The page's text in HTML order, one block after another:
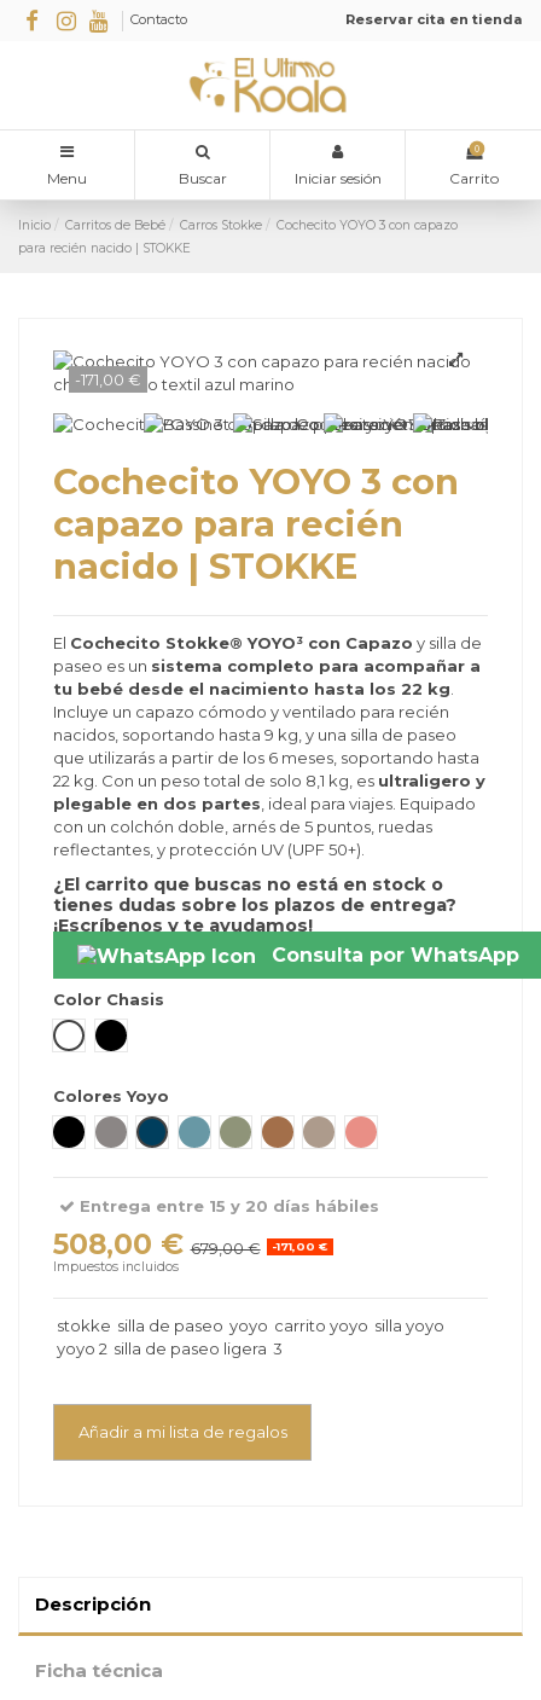
Contacto Reservar cita en tienda
Menu Buscar Iniciar sesión
0
Carrito
Inicio Carritos de Bebé Carros Stokke
Cochecito YOYO 3 con capazo
para recién nacido | STOKKE
-171,00 €
Cochecito YOYO 3 con
capazo para recién
nacido | STOKKE
El Cochecito Stokke® YOYO³ con Capazo y silla de
paseo es un sistema completo para acompañar a
tu bebé desde el nacimiento hasta los 22 kg.
Incluye un capazo cómodo y ventilado para recién
nacidos, soportando hasta 9 kg, y una silla de paseo
que utilizarás a partir de los 6 meses, soportando hasta
22 kg. Con un peso total de solo 8,1 kg, es ultraligero y
plegable en dos partes, ideal para viajes. Equipado
con un colchón doble, arnés de 5 puntos, ruedas
reflectantes, y protección UV (UPF 50+).
¿El carrito que buscas no está en stock o
tienes dudas sobre los plazos de entrega?
¡Escríbenos y te ayudamos!
Consulta por WhatsApp
Color Chasis
Blanco Negro
Colores Yoyo
Negro Stone Air France
Aqua Olive Toffee Taupe Ginger
Entrega entre 15 y 20 días hábiles
508,00 € 679,00 € -171,00 €
Impuestos incluidos
stokke silla de paseo yoyo carrito yoyo silla yoyo
yoyo 2 silla de paseo ligera 3
Añadir a mi lista de regalos
Descripción
Ficha técnica